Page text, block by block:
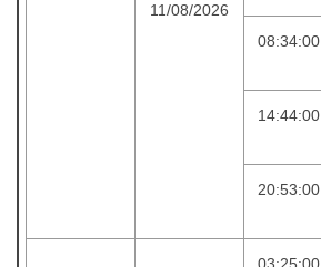
11/08/2026
08:34:00
14:44:00
20:53:00